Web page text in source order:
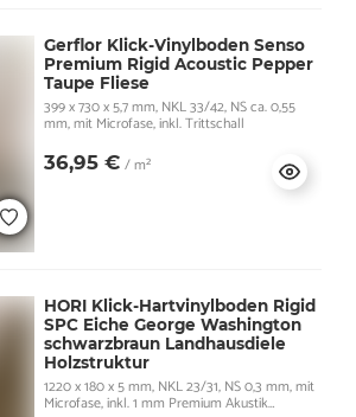
Gerflor Klick-Vinylboden Senso
Premium Rigid Acoustic Pepper
Taupe Fliese
399 x 730 x 5,7 mm, NKL 33/42, NS ca. 0,55
mm, mit Microfase, inkl. Trittschall
36,95 € / m²
HORI Klick-Hartvinylboden Rigid
SPC Eiche George Washington
schwarzbraun Landhausdiele
Holzstruktur
1220 x 180 x 5 mm, NKL 23/31, NS 0,3 mm, mit
Microfase, inkl. 1 mm Premium Akustik